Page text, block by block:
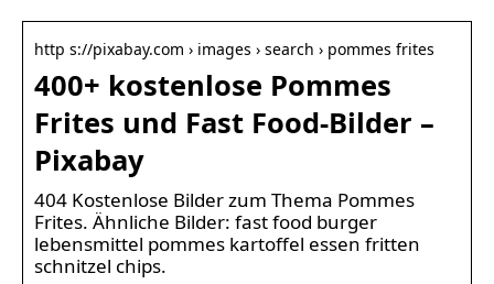
http s://pixabay.com › images › search › pommes frites
400+ kostenlose Pommes
Frites und Fast Food-Bilder –
Pixabay
404 Kostenlose Bilder zum Thema Pommes
Frites. Ähnliche Bilder: fast food burger
lebensmittel pommes kartoffel essen fritten
schnitzel chips.